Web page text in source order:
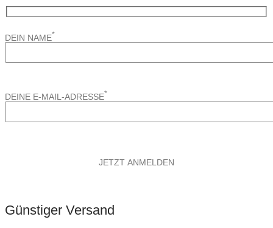
DEIN NAME*
DEINE E-MAIL-ADRESSE*
Günstiger Versand